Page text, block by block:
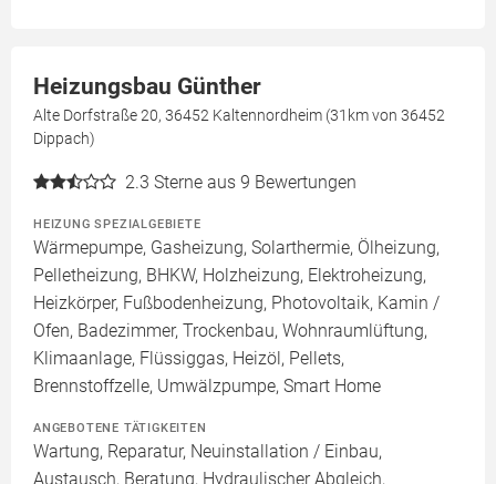
Heizungsbau Günther
Alte Dorfstraße 20, 36452 Kaltennordheim (31km von 36452
Dippach)
2.3 Sterne aus 9 Bewertungen
HEIZUNG SPEZIALGEBIETE
Wärmepumpe, Gasheizung, Solarthermie, Ölheizung,
Pelletheizung, BHKW, Holzheizung, Elektroheizung,
Heizkörper, Fußbodenheizung, Photovoltaik, Kamin /
Ofen, Badezimmer, Trockenbau, Wohnraumlüftung,
Klimaanlage, Flüssiggas, Heizöl, Pellets,
Brennstoffzelle, Umwälzpumpe, Smart Home
ANGEBOTENE TÄTIGKEITEN
Wartung, Reparatur, Neuinstallation / Einbau,
Austausch, Beratung, Hydraulischer Abgleich,